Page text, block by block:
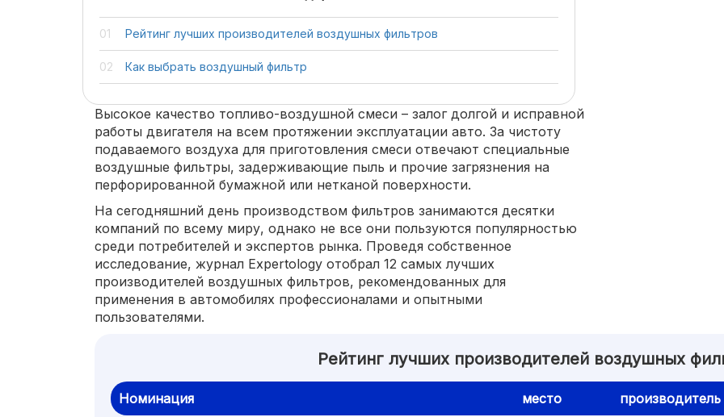
Рейтинг лучших производителей воздушных фильтров
Как выбрать воздушный фильтр
Высокое качество топливо-воздушной смеси – залог долгой и исправной
работы двигателя на всем протяжении эксплуатации авто. За чистоту
подаваемого воздуха для приготовления смеси отвечают специальные
воздушные фильтры, задерживающие пыль и прочие загрязнения на
перфорированной бумажной или нетканой поверхности.
На сегодняшний день производством фильтров занимаются десятки
компаний по всему миру, однако не все они пользуются популярностью
среди потребителей и экспертов рынка. Проведя собственное
исследование, журнал Expertology отобрал 12 самых лучших
производителей воздушных фильтров, рекомендованных для
применения в автомобилях профессионалами и опытными
пользователями.
Рейтинг лучших производителей воздушных
Номинация место производитель